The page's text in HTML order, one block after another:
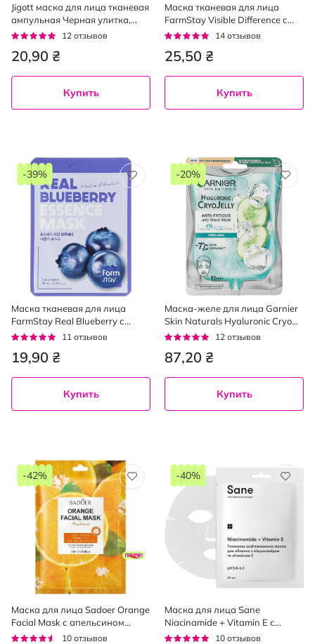
Jigott маска для лица тканевая
ампульная Черная улитка,
27мл
Рейтинг:
12 отзывов
20,90 ₴
Купить
Маска тканевая для лица
FarmStay Visible Difference с
коллагеном 23 мл
Рейтинг:
14 отзывов
25,50 ₴
Купить
Маска тканевая для лица
FarmStay Real Blueberry с
экстрактом черники 23 мл
Рейтинг:
11 отзывов
19,90 ₴
-39%
Купить
Маска-желе для лица Garnier
Skin Naturals Hyaluronic Cryo
Jelly гиалуроновая тканевая с
увлажняющим эффектом 27 г
Рейтинг:
12 отзывов
87,20 ₴
-20%
Купить
Маска для лица Sadoer Orange
Facial Mask с апельсином
тканевая 25 г
Рейтинг:
10 отзывов
-42%
Маска для лица Sane
Niacinamide + Vitamin E с
ниацинамидом и витамином Е
Рейтинг:
10 отзывов
-40%